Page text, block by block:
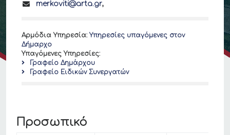
merkoviti@arta.gr,
Αρμόδια Υπηρεσία: Υπηρεσίες υπαγόμενες στον
Δήμαρχο
Υπαγόμενες Υπηρεσίες:
Γραφείο Δημάρχου
Γραφείο Ειδικών Συνεργατών
Προσωπικό